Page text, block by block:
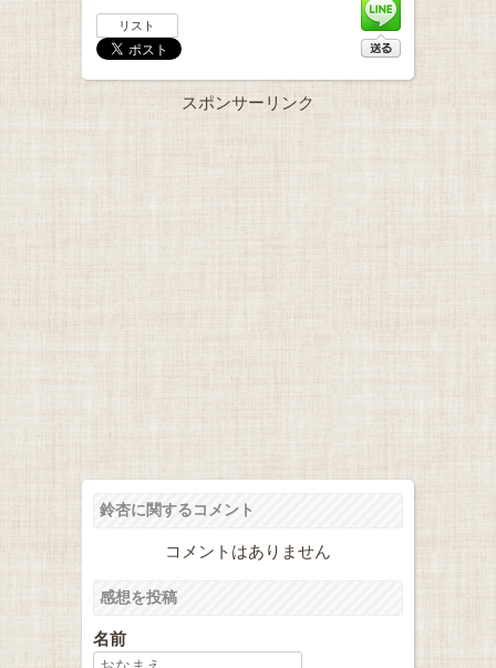
リスト
スポンサーリンク
鈴杏に関するコメント
コメントはありません
感想を投稿
名前